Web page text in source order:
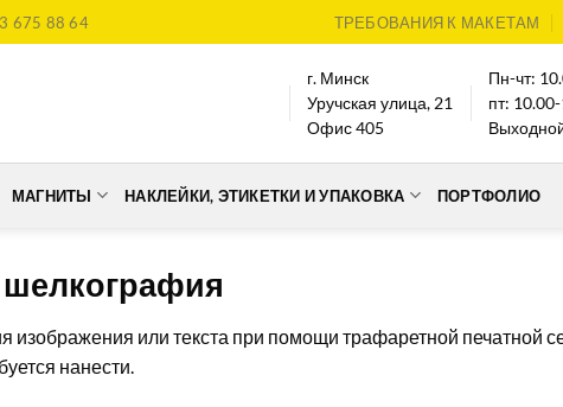
675 88 64 ТРЕБОВАНИЯ К МАКЕТАМ
г. Минск
Уручская улица, 21
Офис 405
Пн-чт:
пт:
МАГНИТЫ НАКЛЕЙКИ, ЭТИКЕТКИ И УПАКОВКА ПОРТФОЛИО
шелкография
изображения или текста при помощи трафаретной печатной
нанести.